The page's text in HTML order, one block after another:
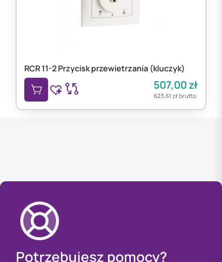
RCR 11-2 Przycisk przewietrzania (kluczyk)
507,00zł
623,61złbrutto
Potrzebujesz pomocy?